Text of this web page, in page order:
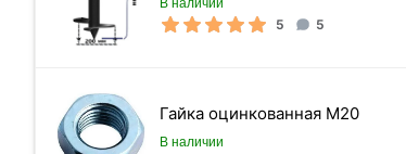
5 5
Гайка оцинкованная М20
В наличии
Труба ВГП оцинкованная